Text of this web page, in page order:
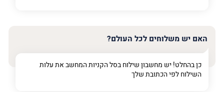
האם יש משלוחים לכל העולם?
כן בהחלט! יש מחשבון שילוח בסל הקניות המחשב את עלות
השילוח לפי הכתובת שלך